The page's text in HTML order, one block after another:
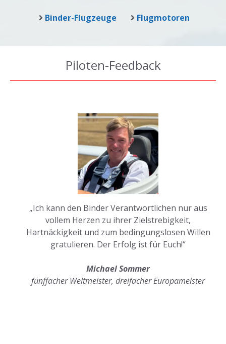
Binder-Flugzeuge Flugmotoren
Piloten-Feedback
„Ich kann den Binder Verantwortlichen nur aus
vollem Herzen zu ihrer Zielstrebigkeit,
Hartnäckigkeit und zum bedingungslosen Willen
gratulieren. Der Erfolg ist für Euch!“
Michael Sommer
fünffacher Weltmeister, dreifacher Europameister